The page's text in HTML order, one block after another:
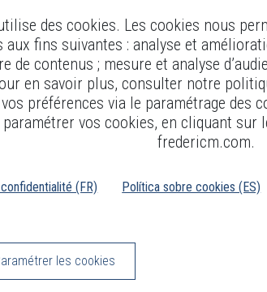
des cookies. Les cookies nous
aux fins suivantes : analyse et
de contenus ; mesure et analyse
en savoir plus, consulter notre
préférences via le paramétrage des
vos cookies, en cliquant sur
fredericm.com.
(FR) Política sobre cookies (ES)
les cookies
PARFUMS BODY LANGUAGE
Crème visage à
Description
La crème Quintessence Or, concentre
pour ses propriétés anti-âge grâce à son
Cette formule ralentit les effets du
manque d’éclat. Votre peau est plus
onctueuse laissera votre peau